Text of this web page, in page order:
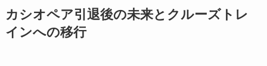
カシオペア引退後の未来とクルーズトレ
インへの移行